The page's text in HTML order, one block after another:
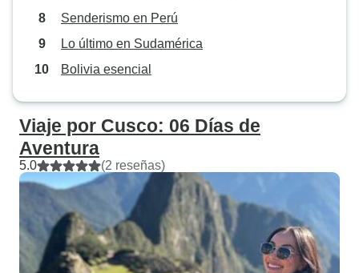
Senderismo en Perú
Lo último en Sudamérica
Bolivia esencial
Viaje por Cusco: 06 Días de
Aventura
5.0 (2 reseñas)